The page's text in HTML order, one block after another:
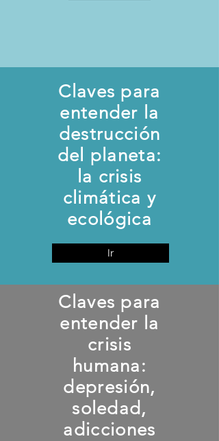
Claves para
entender la
destrucción
del planeta:
la crisis
climática y
ecológica
Ir
Claves para
entender la
crisis
humana:
depresión,
soledad,
adicciones